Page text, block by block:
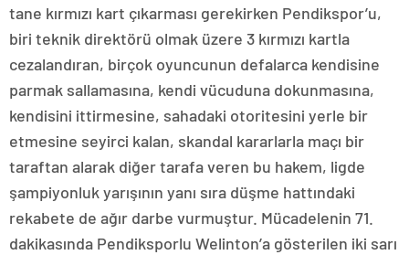
tane kırmızı kart çıkarması gerekirken Pendikspor’u,
biri teknik direktörü olmak üzere 3 kırmızı kartla
cezalandıran, birçok oyuncunun defalarca kendisine
parmak sallamasına, kendi vücuduna dokunmasına,
kendisini ittirmesine, sahadaki otoritesini yerle bir
etmesine seyirci kalan, skandal kararlarla maçı bir
taraftan alarak diğer tarafa veren bu hakem, ligde
şampiyonluk yarışının yanı sıra düşme hattındaki
rekabete de ağır darbe vurmuştur. Mücadelenin 71.
dakikasında Pendiksporlu Welinton’a gösterilen iki sarı